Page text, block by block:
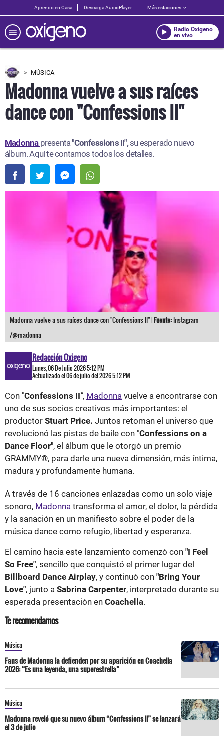
Aprendo en Casa Descarga AudioPlayer Más estaciones
Radio Oxígeno
en vivo
MÚSICA
Madonna vuelve a sus raíces
dance con "Confessions II"
Madonna presenta"Confessions II",su esperado nuevo
álbum. Aquí te contamos todos los detalles.
Madonna vuelve a sus raíces dance con "Confessions II" |Fuente: Instagram
/@madonna
Redacción Oxigeno
Lunes, 06 De Julio 2026 5:12 PM
Actualizado el 06 de julio del 2026 5:12 PM
Con "Confessions II", Madonna vuelve a encontrarse con
uno de sus socios creativos más importantes: el
productor Stuart Price. Juntos retoman el universo que
revolucionó las pistas de baile con "Confessions on a
Dance Floor", el álbum que le otorgó un premio
GRAMMY®, para darle una nueva dimensión, más íntima,
madura y profundamente humana.
A través de 16 canciones enlazadas como un solo viaje
sonoro, Madonna transforma el amor, el dolor, la pérdida
y la sanación en un manifiesto sobre el poder de la
música dance como refugio, libertad y esperanza.
El camino hacia este lanzamiento comenzó con "I Feel
So Free", sencillo que conquistó el primer lugar del
Billboard Dance Airplay, y continuó con "Bring Your
Love", junto a Sabrina Carpenter, interpretado durante su
esperada presentación en Coachella.
Te recomendamos
Música
Fans de Madonna la defienden por su aparición en Coachella
2026: “Es una leyenda, una superestrella”
Música
Madonna reveló que su nuevo álbum “Confessions ll” se lanzará
el 3 de julio